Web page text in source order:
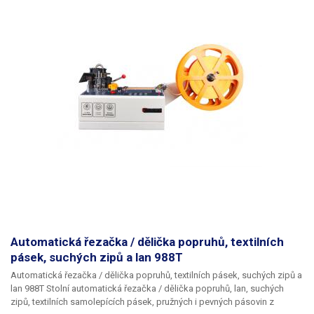
Automatická řezačka / dělička popruhů, textilních
pásek, suchých zipů a lan 988T
Automatická řezačka / dělička popruhů, textilních pásek, suchých zipů a
lan 988T Stolní automatická řezačka / dělička popruhů, lan, suchých
zipů, textilních samolepících pásek, pružných i pevných pásovin z